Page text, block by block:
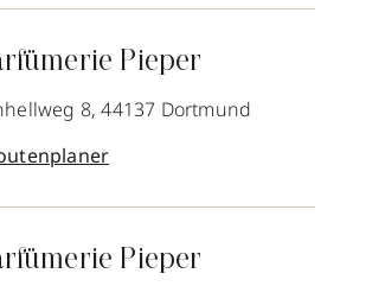
Pieper
8, 44137 Dortmund
Pieper